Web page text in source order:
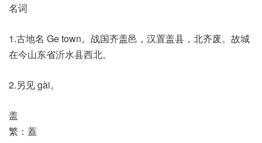
名词
1.古地名 Ge town。战国齐盖邑，汉置盖县，北齐废。故城
在今山东省沂水县西北。
2.另见 gài。
盖
繁：蓋